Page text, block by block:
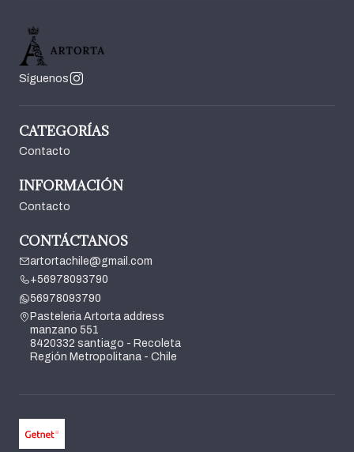
Síguenos
CATEGORÍAS
Contacto
INFORMACIÓN
Contacto
CONTÁCTANOS
artortachile@gmail.com
+56978093790
56978093790
Pasteleria Artorta address
manzano 551
8420332 santiago - Recoleta
Región Metropolitana - Chile